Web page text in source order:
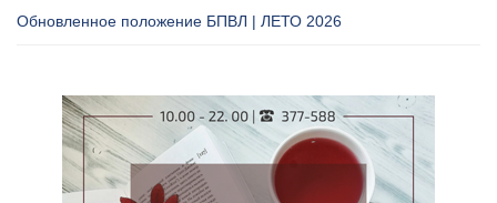
Обновленное положение БПВЛ | ЛЕТО 2026